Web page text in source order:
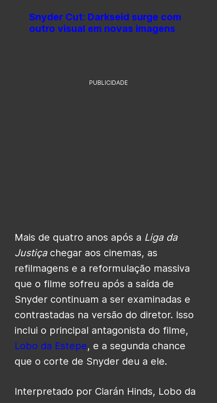
Snyder Cut: Darkseid surge com
outro visual em novas imagens
PUBLICIDADE
Mais de quatro anos após a Liga da
Justiça chegar aos cinemas, as
refilmagens e a reformulação massiva
que o filme sofreu após a saída de
Snyder continuam a ser examinadas e
contrastadas na versão do diretor. Isso
inclui o principal antagonista do filme,
Lobo da Estepe, e a segunda chance
que o corte de Snyder deu a ele.
Interpretado por Ciarán Hinds, Lobo da